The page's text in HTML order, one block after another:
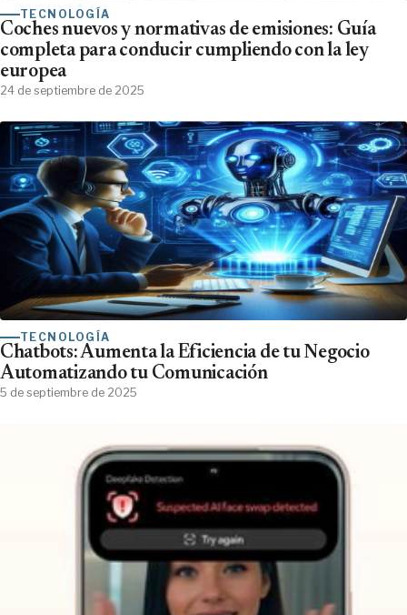
TECNOLOGÍA
Coches nuevos y normativas de emisiones: Guía
completa para conducir cumpliendo con la ley
europea
24 de septiembre de 2025
TECNOLOGÍA
Chatbots: Aumenta la Eficiencia de tu Negocio
Automatizando tu Comunicación
5 de septiembre de 2025